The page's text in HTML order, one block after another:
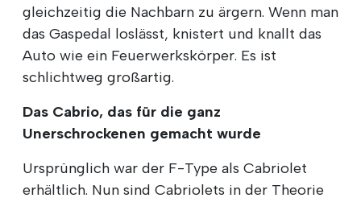
gleichzeitig die Nachbarn zu ärgern. Wenn man
das Gaspedal loslässt, knistert und knallt das
Auto wie ein Feuerwerkskörper. Es ist
schlichtweg großartig.
Das Cabrio, das für die ganz
Unerschrockenen gemacht wurde
Ursprünglich war der F-Type als Cabriolet
erhältlich. Nun sind Cabriolets in der Theorie